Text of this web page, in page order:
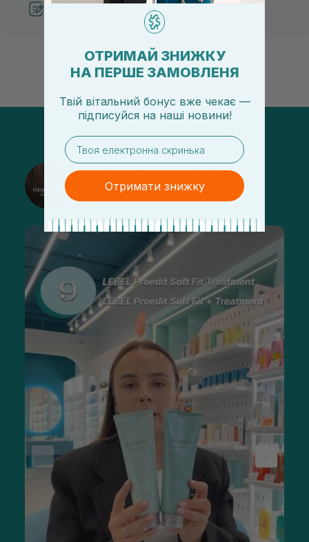
Рекомендації від косметологів
@sisters_stelmakh в Instagram
Підписатися
ОТРИМАЙ ЗНИЖКУ
НА ПЕРШЕ ЗАМОВЛЕНЯ
Твій вітальний бонус вже чекає —
підписуйся на наші новини!
email
Отримати знижку